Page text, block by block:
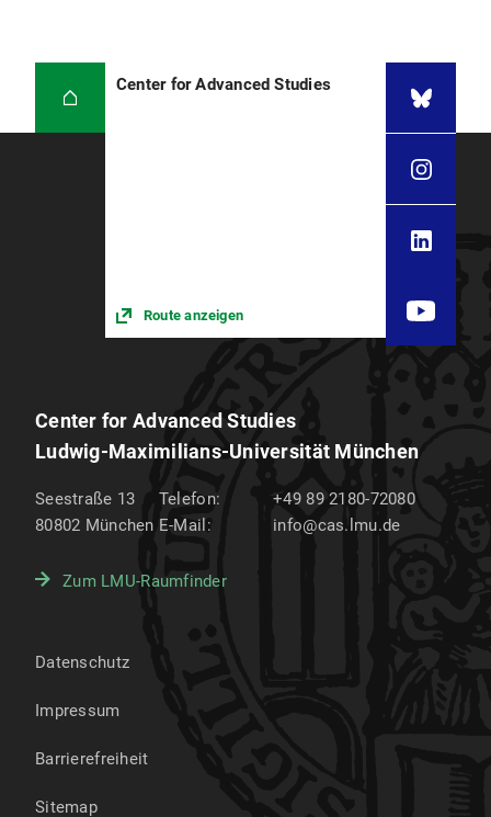
Center for Advanced Studies
Route anzeigen
Center for Advanced Studies
Ludwig-Maximilians-Universität München
Seestraße 13
80802 München
Telefon:
+49 89 2180-72080
E-Mail:
info@cas.lmu.de
Zum LMU-Raumfinder
Datenschutz
Impressum
Barrierefreiheit
Sitemap